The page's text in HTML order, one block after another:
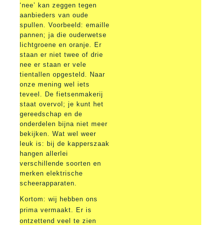
‘nee’ kan zeggen tegen
aanbieders van oude
spullen. Voorbeeld: emaille
pannen; ja die ouderwetse
lichtgroene en oranje. Er
staan er niet twee of drie
nee er staan er vele
tientallen opgesteld. Naar
onze mening wel iets
teveel. De fietsenmakerij
staat overvol; je kunt het
gereedschap en de
onderdelen bijna niet meer
bekijken. Wat wel weer
leuk is: bij de kapperszaak
hangen allerlei
verschillende soorten en
merken elektrische
scheerapparaten.
Kortom: wij hebben ons
prima vermaakt. Er is
ontzettend veel te zien